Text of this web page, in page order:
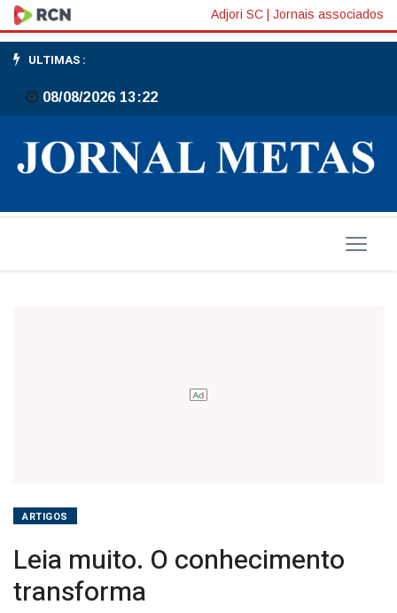
Leia
muito.
conhecimento
transforma
Adjori SC Jornais associados
ULTIMAS :
08/08/2026 13:22
ARTIGOS
Leia muito. O conhecimento
transforma